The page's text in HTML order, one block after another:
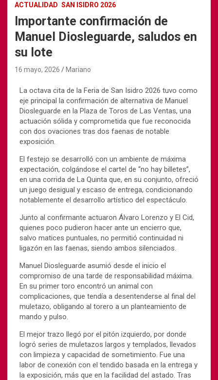
ACTUALIDAD SAN ISIDRO 2026
Importante confirmación de
Manuel Diosleguarde, saludos en
su lote
16 mayo, 2026 Mariano
La octava cita de la Feria de San Isidro 2026 tuvo como
eje principal la confirmación de alternativa de Manuel
Diosleguarde en la Plaza de Toros de Las Ventas, una
actuación sólida y comprometida que fue reconocida
con dos ovaciones tras dos faenas de notable
exposición.
El festejo se desarrolló con un ambiente de máxima
expectación, colgándose el cartel de “no hay billetes”,
en una corrida de La Quinta que, en su conjunto, ofreció
un juego desigual y escaso de entrega, condicionando
notablemente el desarrollo artístico del espectáculo.
Junto al confirmante actuaron Álvaro Lorenzo y El Cid,
quienes poco pudieron hacer ante un encierro que,
salvo matices puntuales, no permitió continuidad ni
ligazón en las faenas, siendo ambos silenciados.
Manuel Diosleguarde asumió desde el inicio el
compromiso de una tarde de responsabilidad máxima.
En su primer toro encontró un animal con
complicaciones, que tendía a desentenderse al final del
muletazo, obligando al torero a un planteamiento de
mando y pulso.
El mejor trazo llegó por el pitón izquierdo, por donde
logró series de muletazos largos y templados, llevados
con limpieza y capacidad de sometimiento. Fue una
labor de conexión con el tendido basada en la entrega y
la exposición, más que en la facilidad del astado. Tras